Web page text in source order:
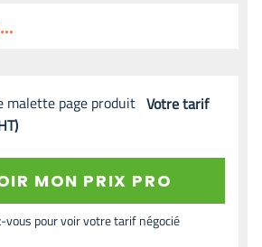
Votre tarif
MON PRIX PRO
vous pour voir votre tarif négocié